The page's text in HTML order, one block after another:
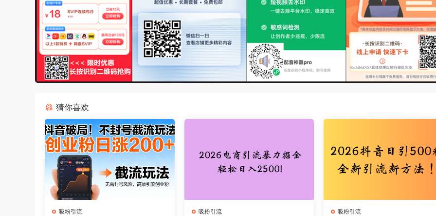
猜你喜欢
吸粉引流 吸粉引流 吸粉引流